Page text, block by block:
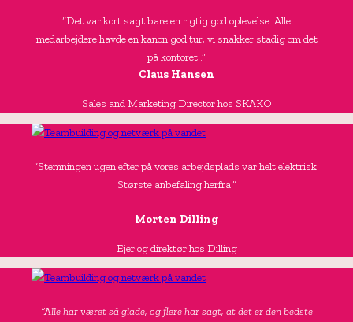
“Det var kort sagt bare en rigtig god oplevelse. Alle
medarbejdere havde en kanon god tur, vi snakker stadig om det
på kontoret..”
Claus Hansen
Sales and Marketing Director hos SKAKO
“Stemningen ugen efter på vores arbejdsplads var helt elektrisk.
Største anbefaling herfra.”
Morten Dilling
Ejer og direktør hos Dilling
“Alle har været så glade, og flere har sagt, at det er den bedste